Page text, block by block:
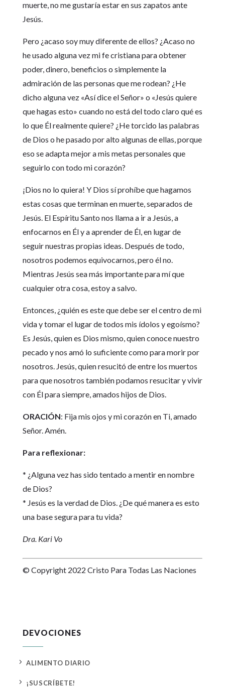
muerte, no me gustaría estar en sus zapatos ante
Jesús.
Pero ¿acaso soy muy diferente de ellos? ¿Acaso no
he usado alguna vez mi fe cristiana para obtener
poder, dinero, beneficios o simplemente la
admiración de las personas que me rodean? ¿He
dicho alguna vez «Así dice el Señor» o «Jesús quiere
que hagas esto» cuando no está del todo claro qué es
lo que Él realmente quiere? ¿He torcido las palabras
de Dios o he pasado por alto algunas de ellas, porque
eso se adapta mejor a mis metas personales que
seguirlo con todo mi corazón?
¡Dios no lo quiera! Y Dios sí prohíbe que hagamos
estas cosas que terminan en muerte, separados de
Jesús. El Espíritu Santo nos llama a ir a Jesús, a
enfocarnos en Él y a aprender de Él, en lugar de
seguir nuestras propias ideas. Después de todo,
nosotros podemos equivocarnos, pero él no.
Mientras Jesús sea más importante para mí que
cualquier otra cosa, estoy a salvo.
Entonces, ¿quién es este que debe ser el centro de mi
vida y tomar el lugar de todos mis ídolos y egoísmo?
Es Jesús, quien es Dios mismo, quien conoce nuestro
pecado y nos amó lo suficiente como para morir por
nosotros. Jesús, quien resucitó de entre los muertos
para que nosotros también podamos resucitar y vivir
con Él para siempre, amados hijos de Dios.
ORACIÓN: Fija mis ojos y mi corazón en Ti, amado
Señor. Amén.
Para reflexionar:
* ¿Alguna vez has sido tentado a mentir en nombre
de Dios?
* Jesús es la verdad de Dios. ¿De qué manera es esto
una base segura para tu vida?
Dra. Kari Vo
© Copyright 2022 Cristo Para Todas Las Naciones
DEVOCIONES
5 ALIMENTO DIARIO
5 ¡SUSCRÍBETE!